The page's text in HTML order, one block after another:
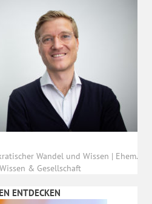
Wandel und Wissen | Ehem.
& Gesellschaft
ENTDECKEN